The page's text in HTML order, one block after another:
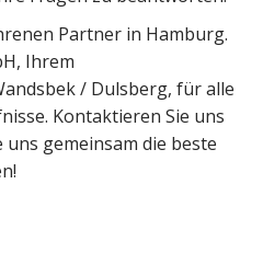
Partner in Hamburg.
Ihrem
/ Dulsberg, für alle
Kontaktieren Sie uns
gemeinsam die beste